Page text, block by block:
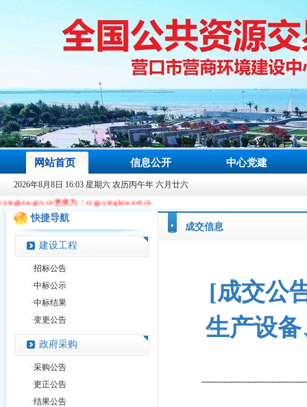
网站首页 信息公开 中心党建
2026年8月8日 16:03 星期六 农历丙午年 六月廿六
更换为：ccgp.yingkou.net.cn
快捷导航
建设工程
·招标公告
·中标公示
·中标结果
·变更公告
政府采购
·采购公告
·更正公告
·结果公告
成交信息
[成交公
生产设